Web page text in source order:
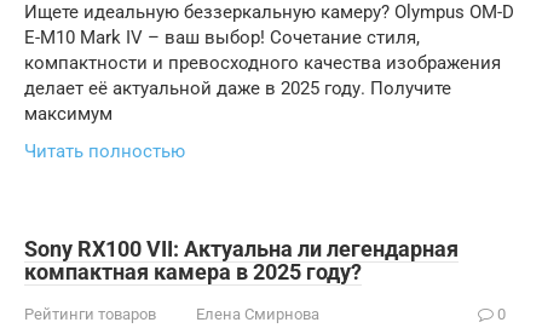
Ищете идеальную беззеркальную камеру? Olympus OM-D
E-M10 Mark IV – ваш выбор! Сочетание стиля,
компактности и превосходного качества изображения
делает её актуальной даже в 2025 году. Получите
максимум
Читать полностью
Sony RX100 VII: Актуальна ли легендарная
компактная камера в 2025 году?
Рейтинги товаров Елена Смирнова 0